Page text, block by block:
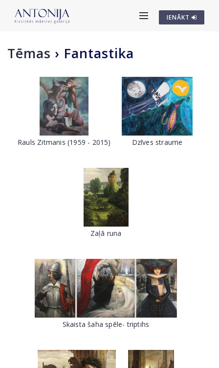
IENĀKT
Tēmas › Fantastika
Rauls Zitmanis (1959 - 2015) Dzīves straume
Zaļā runa
Skaista šaha spēle- triptihs